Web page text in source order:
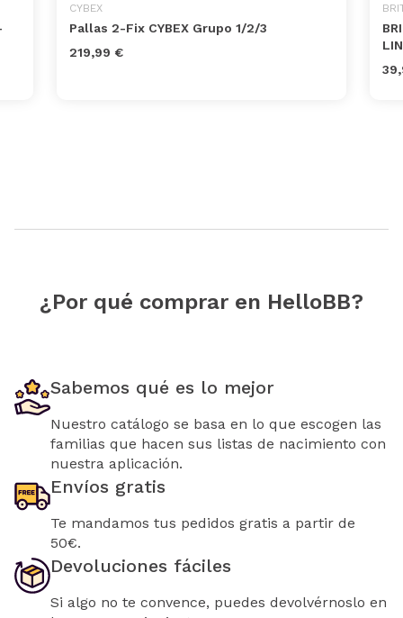
CYBEX
Pallas 2-Fix CYBEX Grupo 1/2/3
219,99 €
¿Por qué comprar en HelloBB?
Sabemos qué es lo mejor
Nuestro catálogo se basa en lo que escogen las
familias que hacen sus listas de nacimiento con
nuestra aplicación.
Envíos gratis
Te mandamos tus pedidos gratis a partir de
50€.
Devoluciones fáciles
Si algo no te convence, puedes devolvérnoslo en